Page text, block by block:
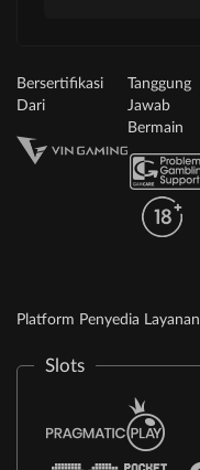
Bersertifikasi
Dari
Tanggung
Jawab
Bermain
Platform Penyedia Layanan
Slots